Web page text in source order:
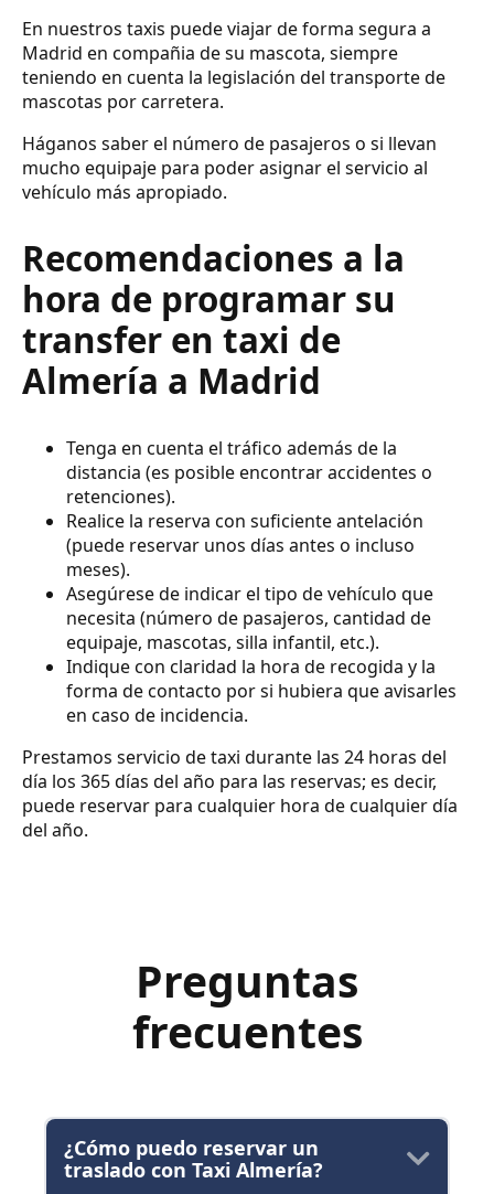
En nuestros taxis puede viajar de forma segura a
Madrid en compañia de su mascota, siempre
teniendo en cuenta la legislación del transporte de
mascotas por carretera.
Háganos saber el número de pasajeros o si llevan
mucho equipaje para poder asignar el servicio al
vehículo más apropiado.
Recomendaciones a la
hora de programar su
transfer en taxi de
Almería a Madrid
Tenga en cuenta el tráfico además de la
distancia (es posible encontrar accidentes o
retenciones).
Realice la reserva con suficiente antelación
(puede reservar unos días antes o incluso
meses).
Asegúrese de indicar el tipo de vehículo que
necesita (número de pasajeros, cantidad de
equipaje, mascotas, silla infantil, etc.).
Indique con claridad la hora de recogida y la
forma de contacto por si hubiera que avisarles
en caso de incidencia.
Prestamos servicio de taxi durante las 24 horas del
día los 365 días del año para las reservas; es decir,
puede reservar para cualquier hora de cualquier día
del año.
Preguntas
frecuentes
¿Cómo puedo reservar un
traslado con Taxi Almería?